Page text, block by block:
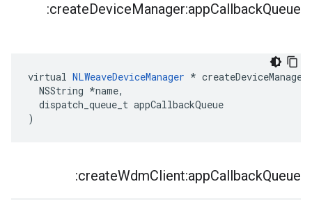
createDeviceManager:appCallbackQueue:
virtual NLWeaveDeviceManager *
  NSString *name,
  dispatch_queue_t appCallbackQueue
)
createWdmClient:appCallbackQueue: